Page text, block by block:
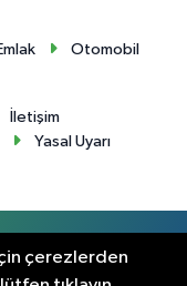
Otomobil
İletişim
Yasal Uyarı
çerezlerden